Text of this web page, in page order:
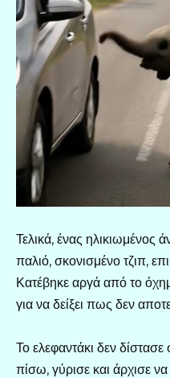
Τελικά, ένας ηλικιωμένος
παλιό, σκονισμένο τζιπ,
Κατέβηκε αργά από το
για να δείξει πως δεν
Το ελεφαντάκι δεν
πίσω, γύρισε και άρχισε